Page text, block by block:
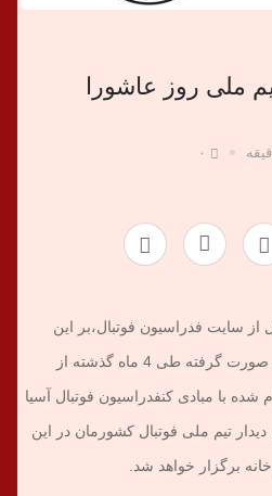
ملی روز عاشورا
۰
سایت فدراسیون فوتبال،بر این
اساس و با توجه به پیگیری های صورت گرفته طی 4 ماه گذشته از
با مبادی کنفدراسیون فوتبال آسیا
تیم ملی فوتبال کشورمان در این
برگزار خواهد شد.